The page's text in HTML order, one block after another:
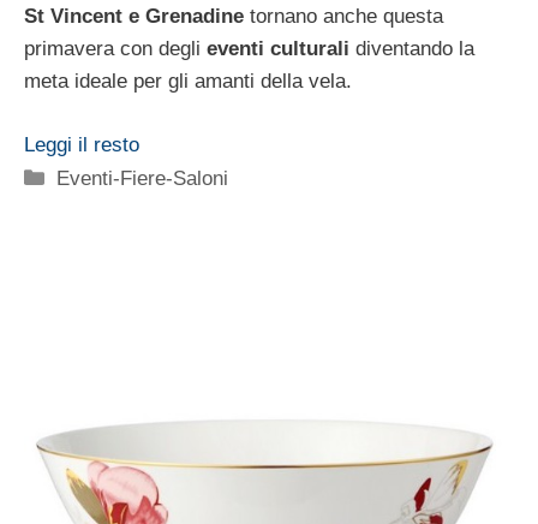
St Vincent e Grenadine tornano anche questa
primavera con degli eventi culturali diventando la
meta ideale per gli amanti della vela.
Leggi il resto
Categorie
Eventi-Fiere-Saloni